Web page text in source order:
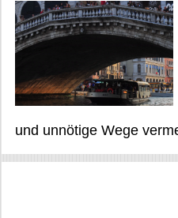
und unnötige Wege